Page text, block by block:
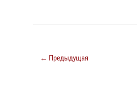
← Предыдущая